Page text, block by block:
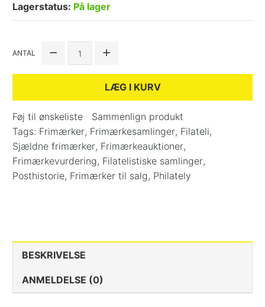
Lagerstatus: På lager
ANTAL
LÆG I KURV
Føj til ønskeliste
Sammenlign produkt
Tags: Frimærker, Frimærkesamlinger, Filateli,
Sjældne frimærker, Frimærkeauktioner,
Frimærkevurdering, Filatelistiske samlinger,
Posthistorie, Frimærker til salg, Philately
BESKRIVELSE
ANMELDELSE (0)